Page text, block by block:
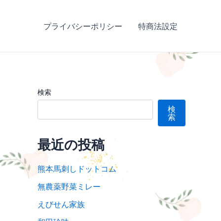
プライバシーポリシー 特商法設定
検索
検
索
最近の投稿
熊本馬刺しドットコム
無農薬野菜ミレー
えびせん家族